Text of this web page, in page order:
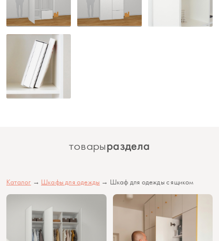
товарыраздела
Каталог → Шкафы для одежды → Шкаф для одежды с ящиком